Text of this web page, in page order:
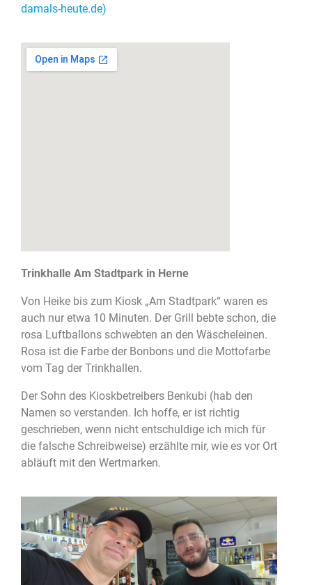
damals-heute.de)
Trinkhalle Am Stadtpark in Herne
Von Heike bis zum Kiosk „Am Stadtpark“ waren es
auch nur etwa 10 Minuten. Der Grill bebte schon, die
rosa Luftballons schwebten an den Wäscheleinen.
Rosa ist die Farbe der Bonbons und die Mottofarbe
vom Tag der Trinkhallen.
Der Sohn des Kioskbetreibers Benkubi (hab den
Namen so verstanden. Ich hoffe, er ist richtig
geschrieben, wenn nicht entschuldige ich mich für
die falsche Schreibweise) erzählte mir, wie es vor Ort
abläuft mit den Wertmarken.